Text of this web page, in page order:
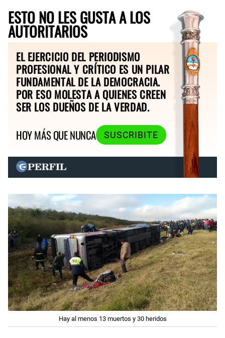
ESTO NO LES GUSTA A LOS
AUTORITARIOS
EL EJERCICIO DEL PERIODISMO
PROFESIONAL Y CRÍTICO ES UN PILAR
FUNDAMENTAL DE LA DEMOCRACIA.
POR ESO MOLESTA A QUIENES CREEN
SER LOS DUEÑOS DE LA VERDAD.
HOY MÁS QUE NUNCA
SUSCRIBITE
Hay al menos 13 muertos y 30 heridos